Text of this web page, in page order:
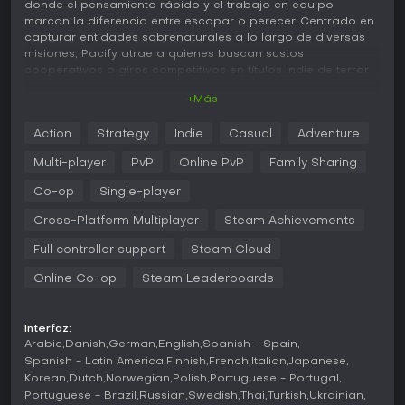
donde el pensamiento rápido y el trabajo en equipo
marcan la diferencia entre escapar o perecer. Centrado en
capturar entidades sobrenaturales a lo largo de diversas
misiones, Pacify atrae a quienes buscan sustos
cooperativos o giros competitivos en títulos indie de terror.
pasillos de lugares embrujados mientras evitas a una niña
que alterna entre estados inocentes y malévolos. El núcleo
madera y cerillas para apaciguar la presencia maligna y
rápida con el tiempo, lo que aumenta la tensión. Mantenerse
movimientos, obligando a tomar decisiones estratégicas
sobre cuándo correr o esconderse. El multijugador añade
profundidad, permitiendo que los amigos interrumpan
Cada misión incorpora mecánicas únicas ligadas a su
historia, como rituales fallidos en una antigua funeraria. Los
jugadores deben adaptarse a cambios que activan el lado
+Más
Action Strategy Indie Casual Adventure
Multi-player PvP Online PvP Family Sharing
Co-op Single-player
Cross-Platform Multiplayer Steam Achievements
Full controller support Steam Cloud
Online Co-op Steam Leaderboards
Interfaz:
Arabic Danish German English Spanish - Spain
Spanish - Latin America Finnish French Italian Japanese
Korean Dutch Norwegian Polish Portuguese - Portugal
Portuguese - Brazil
Russian Swedish Thai Turkish Ukrainian